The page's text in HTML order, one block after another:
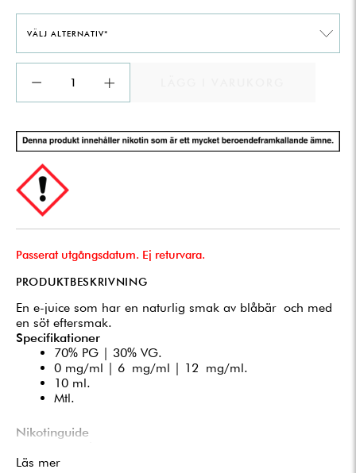
VÄLJ ALTERNATIV*
Passerat utgångsdatum. Ej returvara.
PRODUKTBESKRIVNING
En e-juice som har en naturlig smak av blåbär och med
en söt eftersmak.
Specifikationer
70% PG | 30% VG.
0 mg/ml | 6 mg/ml | 12 mg/ml.
10 ml.
Mtl.
Nikotinguide
6 mg | Ca 10-20 cigaretter.
Läs mer